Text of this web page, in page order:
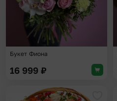
Букет Фиона
16 999 ₽